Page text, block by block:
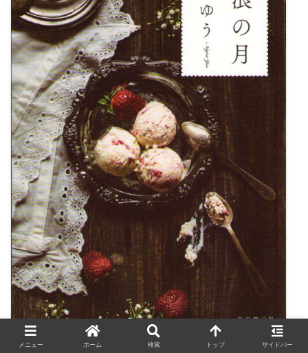
「流浪の月」が問いかける愛と偏見の本質
メニュー ホーム 検索 トップ サイドバー